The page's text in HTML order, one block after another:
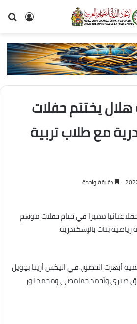
تسجيل
يختتم حفلات
مع طلاب تربية
دقيقة واحدة
غنائيا مميزا في ختام حفلات موسم
أبهرت الحضور، في اليكس أرينا بچويل
صبري وأحمد حمامصي ومحمد نور